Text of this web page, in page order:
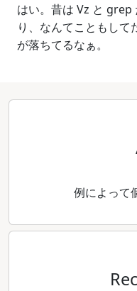
はい。昔は Vz と
り、なんてこともし
が落ちてるなぁ。
例によって